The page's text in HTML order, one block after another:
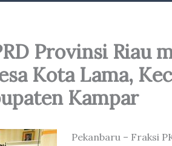
Provinsi Riau
Kota Lama,
Kampar
Pekanbaru – Fraksi